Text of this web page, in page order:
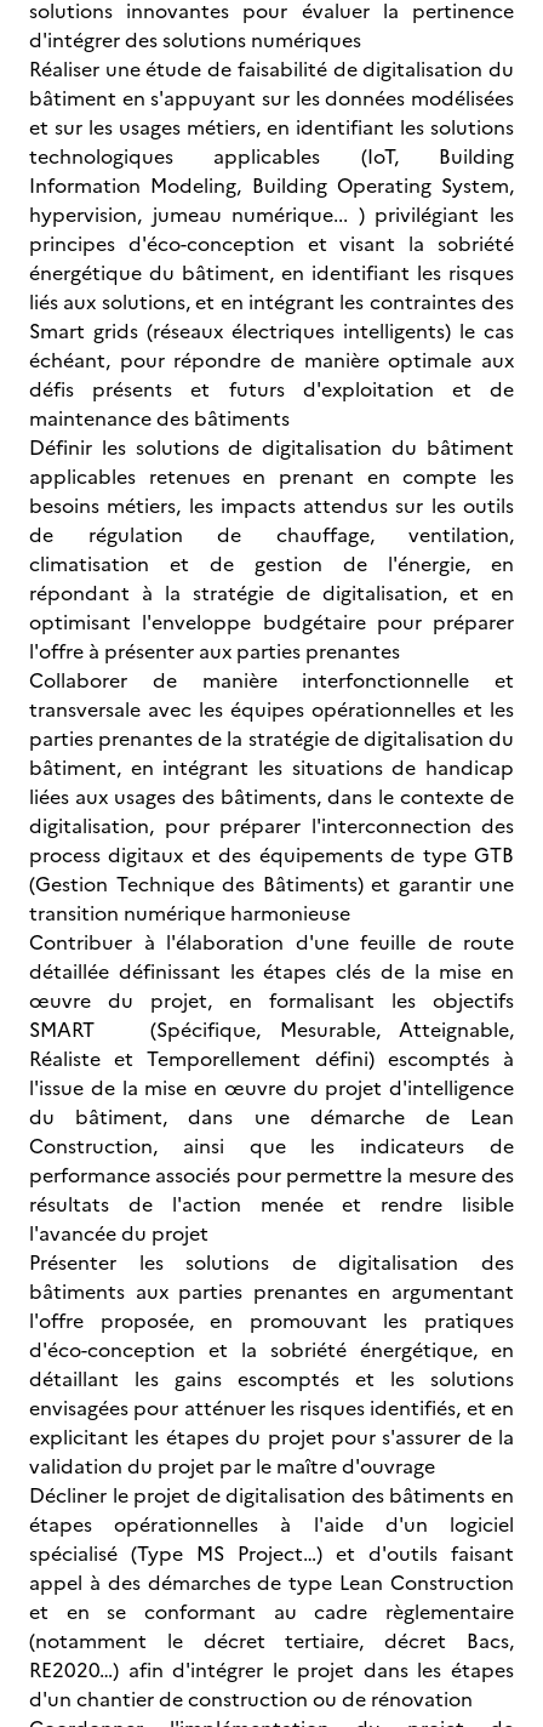
solutions innovantes pour évaluer la pertinence
d'intégrer des solutions numériques
Réaliser une étude de faisabilité de digitalisation du
bâtiment en s'appuyant sur les données modélisées
et sur les usages métiers, en identifiant les solutions
technologiques applicables (IoT, Building
Information Modeling, Building Operating System,
hypervision, jumeau numérique... ) privilégiant les
principes d'éco-conception et visant la sobriété
énergétique du bâtiment, en identifiant les risques
liés aux solutions, et en intégrant les contraintes des
Smart grids (réseaux électriques intelligents) le cas
échéant, pour répondre de manière optimale aux
défis présents et futurs d'exploitation et de
maintenance des bâtiments
Définir les solutions de digitalisation du bâtiment
applicables retenues en prenant en compte les
besoins métiers, les impacts attendus sur les outils
de régulation de chauffage, ventilation,
climatisation et de gestion de l'énergie, en
répondant à la stratégie de digitalisation, et en
optimisant l'enveloppe budgétaire pour préparer
l'offre à présenter aux parties prenantes
Collaborer de manière interfonctionnelle et
transversale avec les équipes opérationnelles et les
parties prenantes de la stratégie de digitalisation du
bâtiment, en intégrant les situations de handicap
liées aux usages des bâtiments, dans le contexte de
digitalisation, pour préparer l'interconnection des
process digitaux et des équipements de type GTB
(Gestion Technique des Bâtiments) et garantir une
transition numérique harmonieuse
Contribuer à l'élaboration d'une feuille de route
détaillée définissant les étapes clés de la mise en
œuvre du projet, en formalisant les objectifs
SMART (Spécifique, Mesurable, Atteignable,
Réaliste et Temporellement défini) escomptés à
l'issue de la mise en œuvre du projet d'intelligence
du bâtiment, dans une démarche de Lean
Construction, ainsi que les indicateurs de
performance associés pour permettre la mesure des
résultats de l'action menée et rendre lisible
l'avancée du projet
Présenter les solutions de digitalisation des
bâtiments aux parties prenantes en argumentant
l'offre proposée, en promouvant les pratiques
d'éco-conception et la sobriété énergétique, en
détaillant les gains escomptés et les solutions
envisagées pour atténuer les risques identifiés, et en
explicitant les étapes du projet pour s'assurer de la
validation du projet par le maître d'ouvrage
Décliner le projet de digitalisation des bâtiments en
étapes opérationnelles à l'aide d'un logiciel
spécialisé (Type MS Project…) et d'outils faisant
appel à des démarches de type Lean Construction
et en se conformant au cadre règlementaire
(notamment le décret tertiaire, décret Bacs,
RE2020…) afin d'intégrer le projet dans les étapes
d'un chantier de construction ou de rénovation